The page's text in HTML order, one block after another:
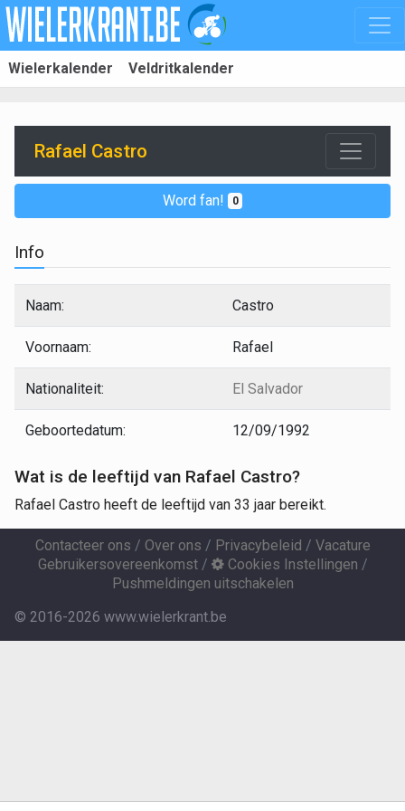
Wielerkalender Veldritkalender
Rafael Castro
Word fan! 0
Info
Naam: Castro
Voornaam: Rafael
Nationaliteit: El Salvador
Geboortedatum: 12/09/1992
Wat is de leeftijd van Rafael Castro?
Rafael Castro heeft de leeftijd van 33 jaar bereikt.
Contacteer ons / Over ons / Privacybeleid / Vacature
Gebruikersovereenkomst/ Cookies Instellingen /
Pushmeldingen uitschakelen
© 2016-2026 www.wielerkrant.be